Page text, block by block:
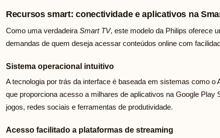
Recursos smart: conectividade e aplicativos na
Como uma verdadeira Smart TV, este modelo da Philips oferece
demandas de quem deseja acessar conteúdos online com
Sistema operacional intuitivo
A tecnologia por trás da interface é baseada em sistemas como o
que proporciona acesso a milhares de aplicativos na Google Play
jogos, redes sociais e ferramentas de produtividade.
Acesso facilitado a plataformas de streaming